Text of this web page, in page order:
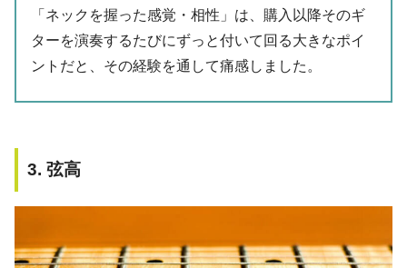
「ネックを握った感覚・相性」は、購入以降そのギ
ターを演奏するたびにずっと付いて回る大きなポイ
ントだと、その経験を通して痛感しました。
3. 弦高